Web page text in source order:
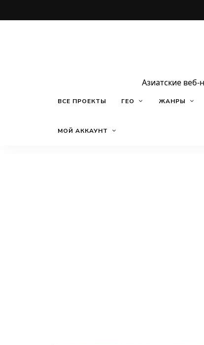
Азиатские
ВСЕ ПРОЕКТЫ ГЕО ЖАНРЫ
МОЙ АККАУНТ